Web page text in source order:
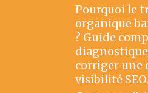
Pourquoi le
organique
? Guide
corriger une
visibilité SEO.